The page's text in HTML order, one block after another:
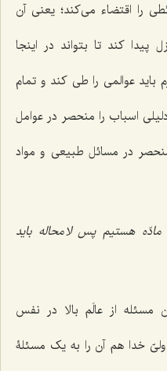
را اقتضاء می‌کند؛ یعنی آن
کند تا بتواند در اینجا
باید عوالمی را طی کند و تمام
اسباب را منحصر در عوامل
در مسائل طبیعی و مواد
هستیم پس لا محاله باید
مسئله از عالَم بالا در نفس
خدا هم آن را به یک مسئلۀ